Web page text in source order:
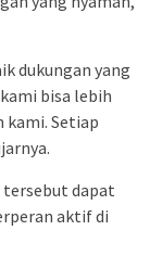
dukungan yang
bisa lebih
Setiap
tersebut dapat
aktif di